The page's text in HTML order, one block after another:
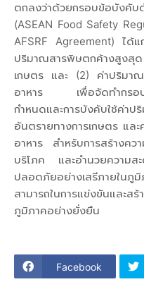
ตกลงว่าด้วยกรอบข้อบังคับ
(ASEAN Food Safety
AFSRF Agreement) ได้
ปริมาณสารพิษตกค้างสูงสุด
เกษตร และ (2) ค่าปริมา
อาหาร เพื่อจัดทำกรอบก
กำหนดและการบังคับใช้ค่า
อันตรายทางการเกษตร แล
อาหาร สำหรับการสร้างคว
บริโภค และอำนวยความสะ
ปลอดภัยอย่างเสรีภายในภู
สามารถในการแข่งขันและส
ภูมิภาคอย่างยั่งยืน
Facebook